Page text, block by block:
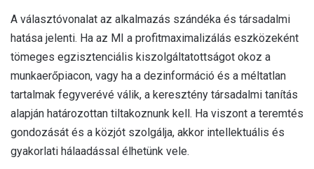
A választóvonalat az alkalmazás szándéka és társadalmi
hatása jelenti. Ha az MI a profitmaximalizálás eszközeként
tömeges egzisztenciális kiszolgáltatottságot okoz a
munkaerőpiacon, vagy ha a dezinformáció és a méltatlan
tartalmak fegyverévé válik, a keresztény társadalmi tanítás
alapján határozottan tiltakoznunk kell. Ha viszont a teremtés
gondozását és a közjót szolgálja, akkor intellektuális és
gyakorlati hálaadással élhetünk vele.